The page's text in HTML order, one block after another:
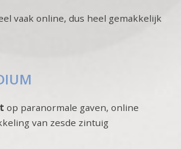
vaak online, dus heel gemakkelijk
op paranormale gaven, online
van zesde zintuig